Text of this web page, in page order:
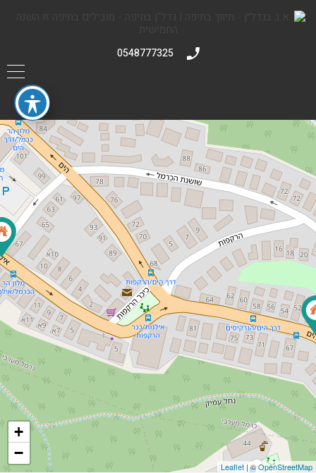
0548777325
+
−
Leaflet | ©OpenStreetMap